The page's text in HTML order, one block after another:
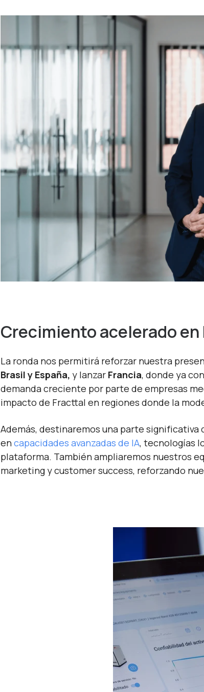
Crecimiento acelerado
La ronda nos permitirá reforzar nuestra
Brasil y España, y lanzar Francia, donde ya
demanda creciente por parte de empresas
impacto de Fracttal en regiones donde la
Además, destinaremos una parte
encapacidades avanzadas de IA, tecnologías
plataforma. También ampliaremos nuestros
marketing y customer success, reforzando